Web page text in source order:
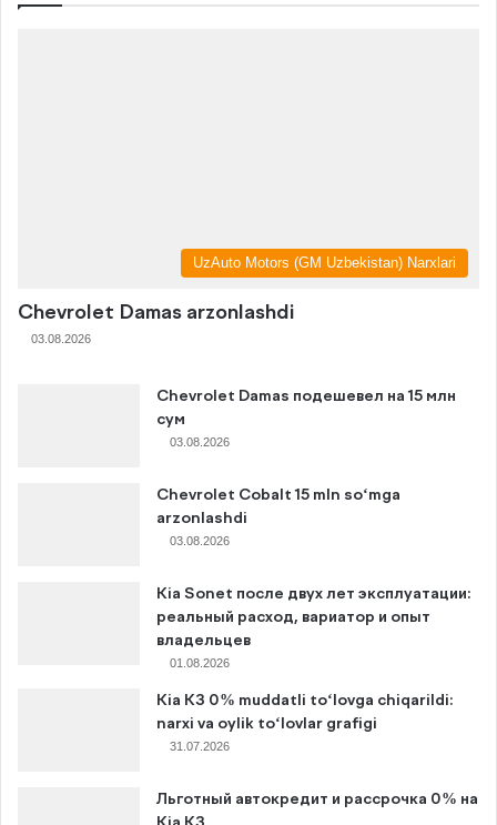
UzAuto Motors (GM Uzbekistan) Narxlari
Chevrolet Damas arzonlashdi
03.08.2026
Chevrolet Damas подешевел на 15 млн
сум
03.08.2026
Chevrolet Cobalt 15 mln so‘mga
arzonlashdi
03.08.2026
Kia Sonet после двух лет эксплуатации:
реальный расход, вариатор и опыт
владельцев
01.08.2026
Kia K3 0% muddatli to‘lovga chiqarildi:
narxi va oylik to‘lovlar grafigi
31.07.2026
Льготный автокредит и рассрочка 0% на